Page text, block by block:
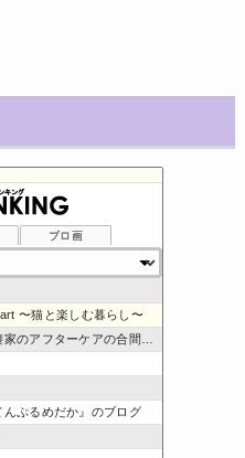
ブロ画
〜猫と楽しむ暮らし〜
フターケアの合間に綴るブログ
んぷるめだか』のブログ